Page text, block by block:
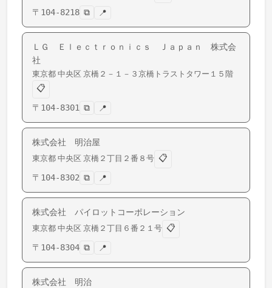
〒 104-8218 ⧉ 📍
ＬＧ Ｅｌｅｃｔｒｏｎｉｃｓ Ｊａｐａｎ 株式会
社
東京都 中央区 京橋 ２－１－３京橋トラストタワー１５階
📋
〒 104-8301 ⧉ 📍
株式会社 明治屋
東京都 中央区 京橋 ２丁目２番８号 📋
〒 104-8302 ⧉ 📍
株式会社 パイロットコーポレーション
東京都 中央区 京橋 ２丁目６番２１号 📋
〒 104-8304 ⧉ 📍
株式会社 明治